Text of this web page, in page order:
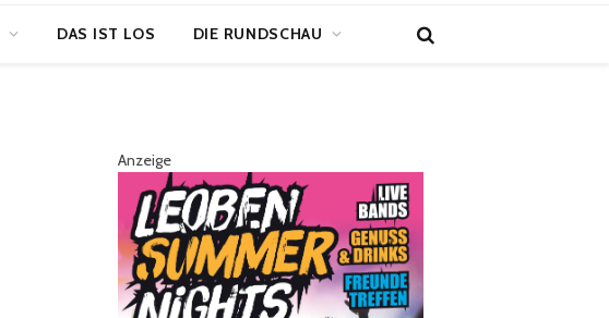
DAS IST LOS DIE RUNDSCHAU
Anzeige